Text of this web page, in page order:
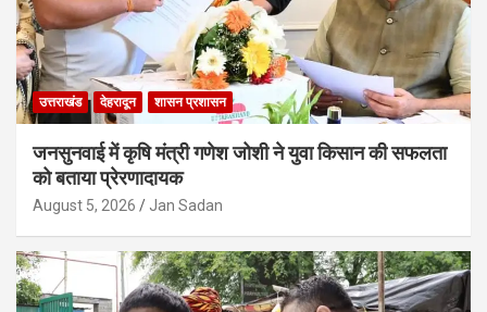
उत्तराखंड देहरादून शासन प्रशासन
जनसुनवाई में कृषि मंत्री गणेश जोशी ने युवा किसान की सफलता
को बताया प्रेरणादायक
August 5, 2026 Jan Sadan